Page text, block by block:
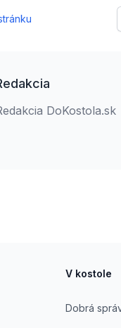
DoKostola.sk
V kostole
Dobrá